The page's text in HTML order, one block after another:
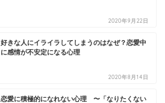
2020年9月22日
好きな人にイライラしてしまうのはなぜ？恋愛中
に感情が不安定になる心理
2020年8月14日
恋愛に積極的になれない心理 〜「なりたくない